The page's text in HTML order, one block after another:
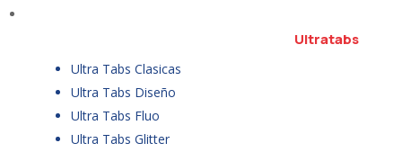
Ultratabs
Ultra Tabs Clasicas
Ultra Tabs Diseño
Ultra Tabs Fluo
Ultra Tabs Glitter